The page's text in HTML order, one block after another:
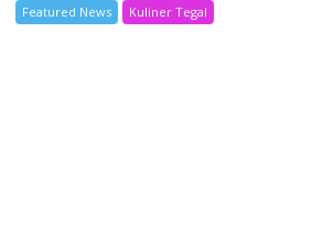
Featured News Kuliner Tegal